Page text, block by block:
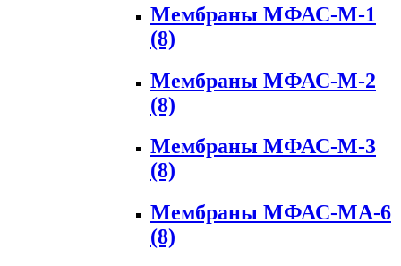
Мембраны МФАС-М-1
(8)
Мембраны МФАС-М-2
(8)
Мембраны МФАС-М-3
(8)
Мембраны МФАС-МА-6
(8)